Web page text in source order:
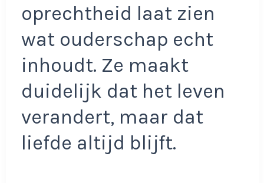
oprechtheid laat zien
wat ouderschap echt
inhoudt. Ze maakt
duidelijk dat het leven
verandert, maar dat
liefde altijd blijft.